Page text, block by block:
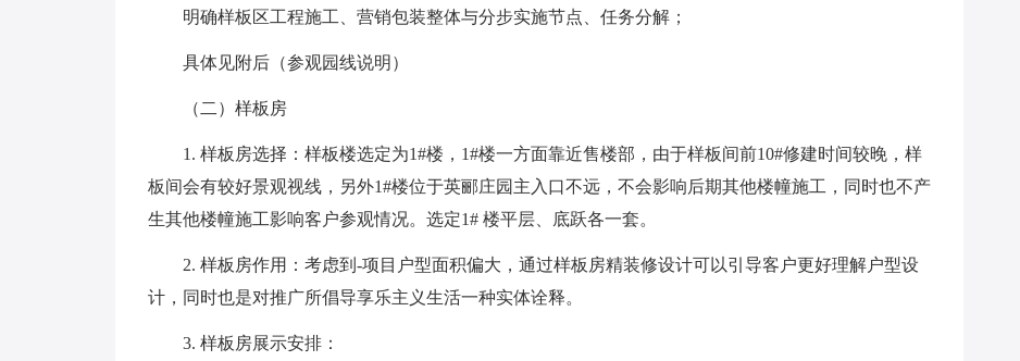
明确样板区工程施工、营销包装整体与分步实施节点、任务分解；
具体见附后（参观园线说明）
（二）样板房
1. 样板房选择：样板楼选定为1#楼，1#楼一方面靠近售楼部，由于样板间前10#修建时间较晚，样
板间会有较好景观视线，另外1#楼位于英郦庄园主入口不远，不会影响后期其他楼幢施工，同时也不产
生其他楼幢施工影响客户参观情况。选定1# 楼平层、底跃各一套。
2. 样板房作用：考虑到-项目户型面积偏大，通过样板房精装修设计可以引导客户更好理解户型设
计，同时也是对推广所倡导享乐主义生活一种实体诠释。
3. 样板房展示安排：